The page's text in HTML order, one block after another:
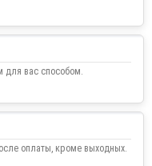
для вас способом.
оплаты, кроме выходных.